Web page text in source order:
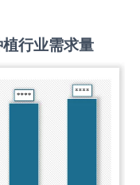
行业需求量